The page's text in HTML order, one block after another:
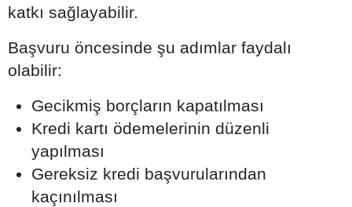
katkı sağlayabilir.
Başvuru öncesinde şu adımlar faydalı
olabilir:
Gecikmiş borçların kapatılması
Kredi kartı ödemelerinin düzenli
yapılması
Gereksiz kredi başvurularından
kaçınılması